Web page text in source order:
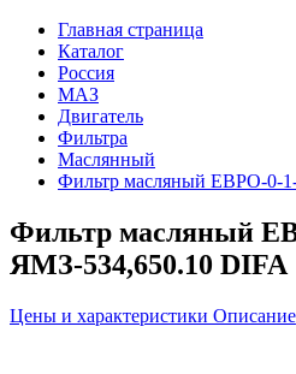
Главная страница
Каталог
Россия
МАЗ
Двигатель
Фильтра
Маслянный
Фильтр масляный ЕВРО-0-
Фильтр масляный
ЯМЗ-534,650.10 DIFA
Цены и характеристики Описание